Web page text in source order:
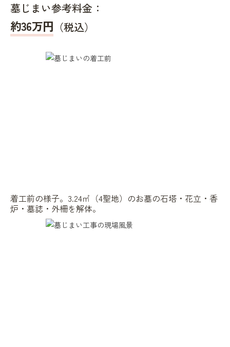
墓じまい参考料金：
約36万円 （税込）
着工前の様子。3.24㎡（4聖地）のお墓の石塔・花立・香
炉・墓誌・外柵を解体。